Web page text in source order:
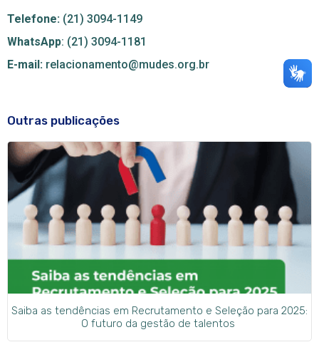
Telefone: (21) 3094-1149
WhatsApp: (21) 3094-1181
E-mail: relacionamento@mudes.org.br
Outras publicações
Saiba as tendências em Recrutamento e Seleção para 2025:
O futuro da gestão de talentos